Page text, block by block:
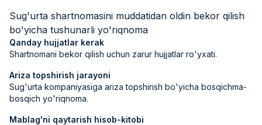
Sug'urta shartnomasini muddatidan oldin bekor qilish
bo'yicha tushunarli yo'riqnoma
Qanday hujjatlar kerak
Shartnomani bekor qilish uchun zarur hujjatlar ro'yxati.
Ariza topshirish jarayoni
Sug'urta kompaniyasiga ariza topshirish bo'yicha bosqichma-
bosqich yo'riqnoma.
Mablag'ni qaytarish hisob-kitobi